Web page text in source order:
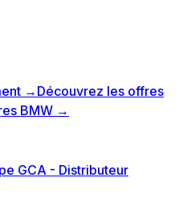
→ Découvrez les offres
BMW →
GCA - Distributeur